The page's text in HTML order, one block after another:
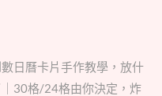
數日曆卡片手作教學，放什
30格/24格由你決定，炸